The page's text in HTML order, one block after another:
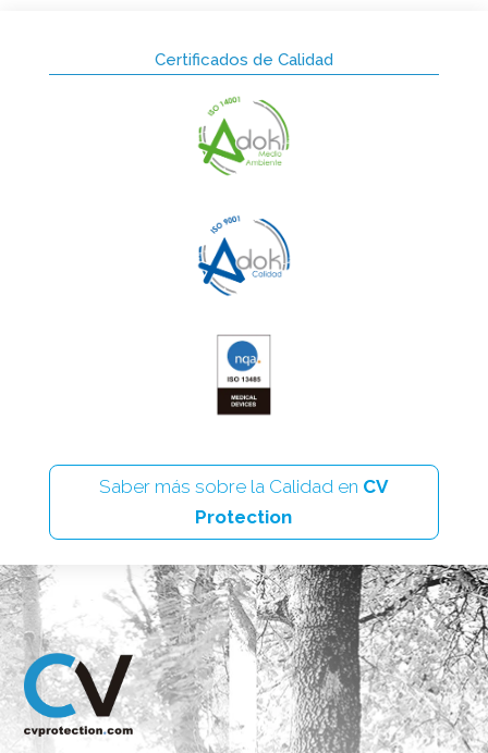
Certificados de Calidad
Saber más sobre la Calidad en CV
Protection